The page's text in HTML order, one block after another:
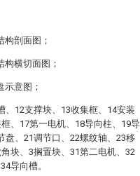
构剖面图；
构横切面图；
示意图；
、12支撑块、13收集框、14安装
、17第一电机、18导向柱、19导
盘、21调节口、22螺纹轴、23移
块、3搁置块、31第二电机、32
导向槽。